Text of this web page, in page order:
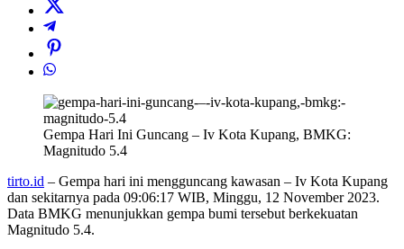
Gempa Hari Ini Guncang – Iv Kota Kupang, BMKG:
Magnitudo 5.4
tirto.id – Gempa hari ini mengguncang kawasan – Iv Kota Kupang
dan sekitarnya pada 09:06:17 WIB, Minggu, 12 November 2023.
Data BMKG menunjukkan gempa bumi tersebut berkekuatan
Magnitudo 5.4.